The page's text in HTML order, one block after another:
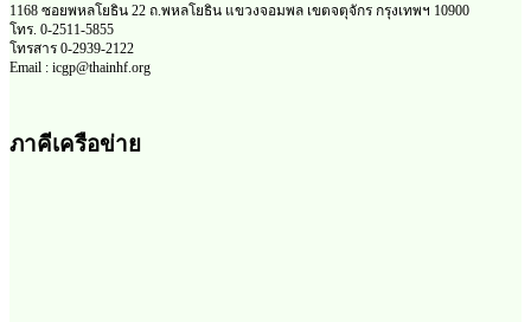
1168 ซอยพหลโยธิน 22 ถ.พหลโยธิน แขวงจอมพล เขตจตุจักร กรุงเทพฯ 10900
โทร. 0-2511-5855
โทรสาร 0-2939-2122
Email : icgp@thainhf.org
ภาคีเครือข่าย